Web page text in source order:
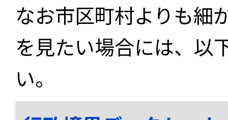
なお市区町村よりも細
を見たい場合には、以
い。